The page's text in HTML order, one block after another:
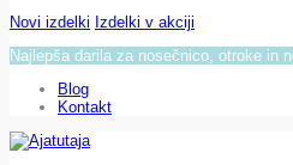
Novi izdelki Izdelki v akciji
Najlepša darila za nosečnico, otroke in
Blog
Kontakt